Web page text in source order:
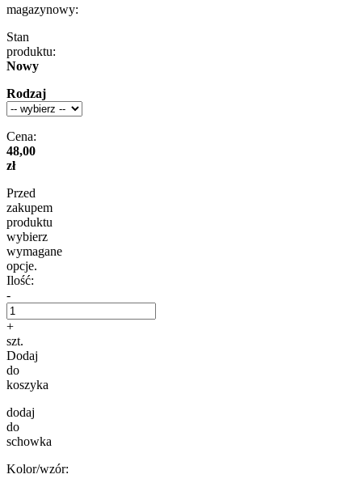
magazynowy:
Stan
produktu:
Nowy
Rodzaj
Cena:
48,00
zł
Przed
zakupem
produktu
wybierz
wymagane
opcje.
Ilość:
-
+
szt.
Dodaj
do
koszyka
dodaj
do
schowka
Kolor/wzór: